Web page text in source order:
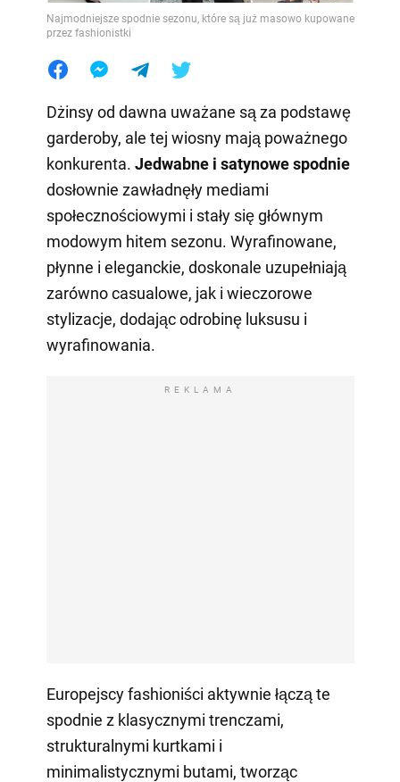
Najmodniejsze spodnie sezonu, które są już masowo kupowane
przez fashionistki
Dżinsy od dawna uważane są za podstawę
garderoby, ale tej wiosny mają poważnego
konkurenta. Jedwabne i satynowe spodnie
dosłownie zawładnęły mediami
społecznościowymi i stały się głównym
modowym hitem sezonu. Wyrafinowane,
płynne i eleganckie, doskonale uzupełniają
zarówno casualowe, jak i wieczorowe
stylizacje, dodając odrobinę luksusu i
wyrafinowania.
REKLAMA
Europejscy fashioniści aktywnie łączą te
spodnie z klasycznymi trenczami,
strukturalnymi kurtkami i
minimalistycznymi butami, tworząc